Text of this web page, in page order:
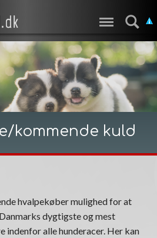
kommende kuld
hvalpekøber mulighed for at
dygtigste og mest
indenfor alle hunderacer. Her kan